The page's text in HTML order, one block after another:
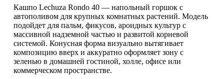
Кашпо Lechuza Rondo 40 — напольный горшок с
автополивом для крупных комнатных растений. Модель
подойдет для пальм, фикусов, ароидных культур с
массивной надземной частью и развитой корневой
системой. Конусная форма визуально вытягивает
композицию вверх и аккуратно оформляет зону с
зеленью в домашней гостиной, холле, офисе или
коммерческом пространстве.